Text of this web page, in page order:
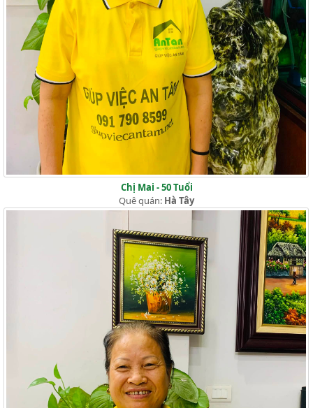
Chị Mai - 50 Tuổi
Quê quán: Hà Tây